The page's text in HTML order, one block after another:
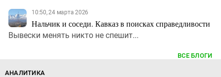
10:50, 24 марта 2026
Нальчик и соседи. Кавказ в поисках справедливости
Вывески менять никто не спешит...
ВСЕ БЛОГИ
АНАЛИТИКА